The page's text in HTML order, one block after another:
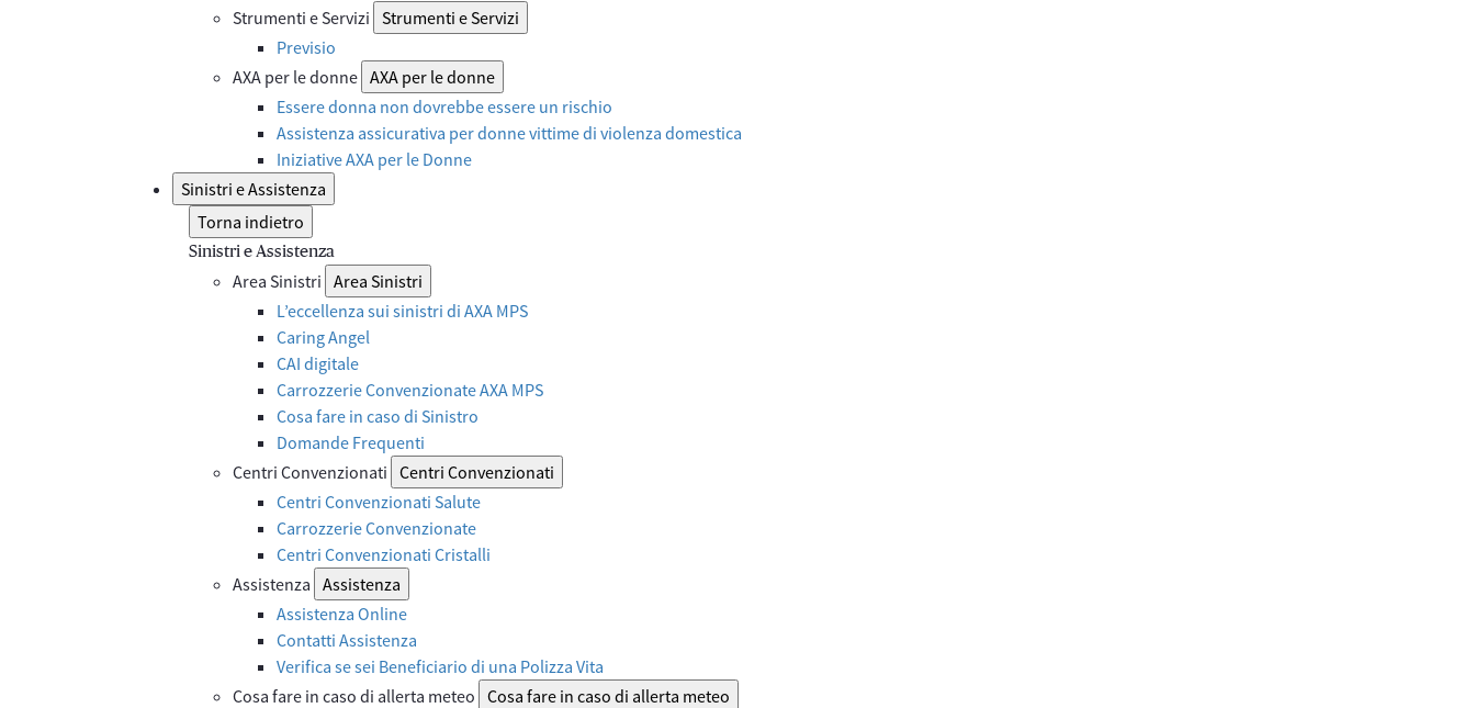
Strumenti e Servizi Strumenti e Servizi
Previsio
AXA per le donne AXA per le donne
Essere donna non dovrebbe essere un rischio
Assistenza assicurativa per donne vittime di violenza domestica
Iniziative AXA per le Donne
Sinistri e Assistenza
Torna indietro
Sinistri e Assistenza
Area Sinistri Area Sinistri
L’eccellenza sui sinistri di AXA MPS
Caring Angel
CAI digitale
Carrozzerie Convenzionate AXA MPS
Cosa fare in caso di Sinistro
Domande Frequenti
Centri Convenzionati Centri Convenzionati
Centri Convenzionati Salute
Carrozzerie Convenzionate
Centri Convenzionati Cristalli
Assistenza Assistenza
Assistenza Online
Contatti Assistenza
Verifica se sei Beneficiario di una Polizza Vita
Cosa fare in caso di allerta meteo Cosa fare in caso di allerta meteo